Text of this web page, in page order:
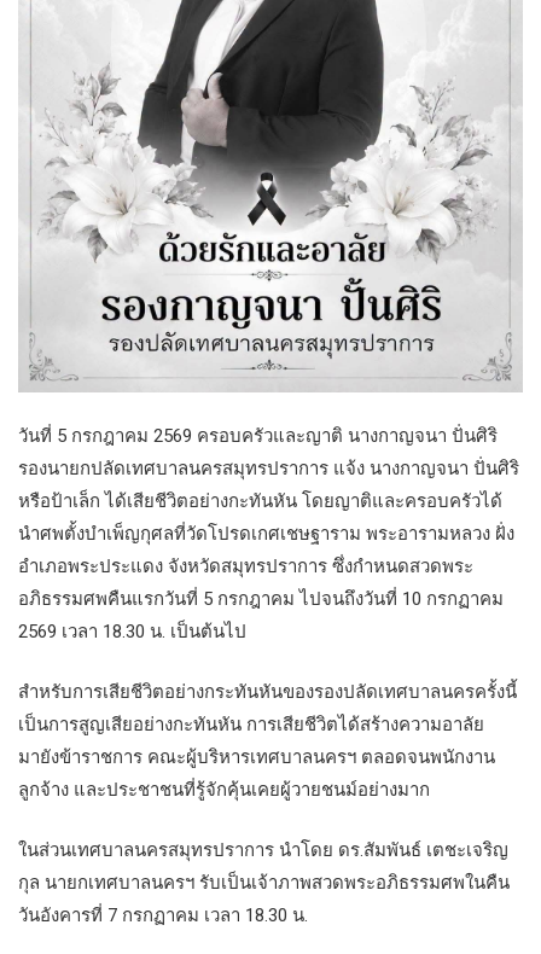
วันที่ 5 กรกฎาคม 2569 ครอบครัวและญาติ นางกาญจนา ปั่นศิริ
รองนายกปลัดเทศบาลนครสมุทรปราการ แจ้ง นางกาญจนา ปั่นศิริ
หรือป้าเล็ก ได้เสียชีวิตอย่างกะทันหัน โดยญาติและครอบครัวได้
นำศพตั้งบำเพ็ญกุศลที่วัดโปรดเกศเชษฐาราม พระอารามหลวง ฝั่ง
อำเภอพระประแดง จังหวัดสมุทรปราการ ซึ่งกำหนดสวดพระ
อภิธรรมศพคืนแรกวันที่ 5 กรกฎาคม ไปจนถึงวันที่ 10 กรกฏาคม
2569 เวลา 18.30 น. เป็นต้นไป
สำหรับการเสียชีวิตอย่างกระทันหันของรองปลัดเทศบาลนครครั้งนี้
เป็นการสูญเสียอย่างกะทันหัน การเสียชีวิตได้สร้างความอาลัย
มายังข้าราชการ คณะผู้บริหารเทศบาลนครฯ ตลอดจนพนักงาน
ลูกจ้าง และประชาชนที่รู้จักคุ้นเคยผู้วายชนม์อย่างมาก
ในส่วนเทศบาลนครสมุทรปราการ นำโดย ดร.สัมพันธ์ เตชะเจริญ
กุล นายกเทศบาลนครฯ รับเป็นเจ้าภาพสวดพระอภิธรรมศพในคืน
วันอังคารที่ 7 กรกฏาคม เวลา 18.30 น.